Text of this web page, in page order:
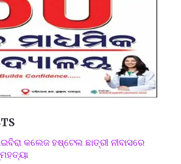
କଲେଜ ହଷ୍ଟେଲ ଛାତ୍ରୀ ନୀବାସରେ